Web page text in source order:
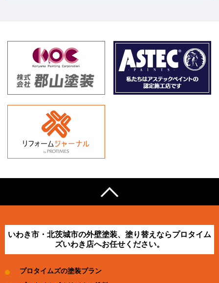
いわき市・北茨城市の外壁塗装、塗り替えならプロタイム
ズいわき店へお任せください。
プロタイムズの塗装プラン